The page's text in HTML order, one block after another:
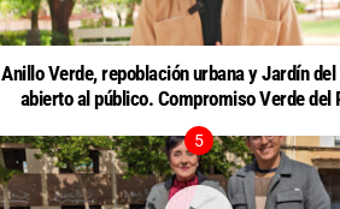
Anillo Verde, repoblación urbana y Jardín
abierto al público. Compromiso Verde del